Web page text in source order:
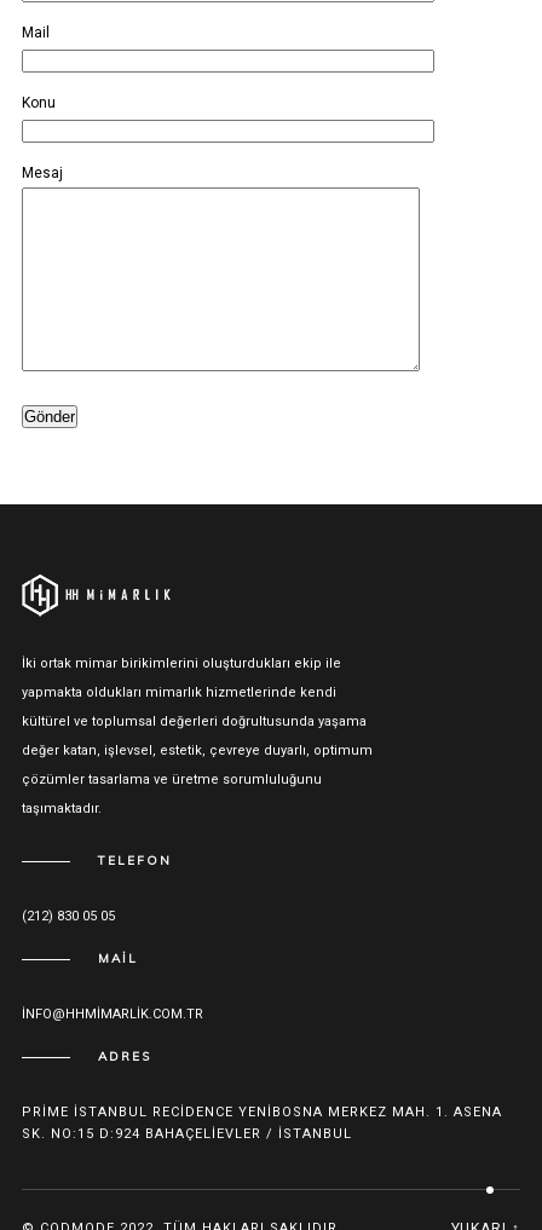
Mail
Konu
Mesaj
İki ortak mimar birikimlerini oluşturdukları ekip ile
yapmakta oldukları mimarlık hizmetlerinde kendi
kültürel ve toplumsal değerleri doğrultusunda yaşama
değer katan, işlevsel, estetik, çevreye duyarlı, optimum
çözümler tasarlama ve üretme sorumluluğunu
taşımaktadır.
TELEFON
(212) 830 05 05
MAIL
INFO@HHMIMARLIK.COM.TR
ADRES
PRIME İSTANBUL RECIDENCE YENIBOSNA MERKEZ MAH. 1. ASENA
SK. NO:15 D:924 BAHAÇELIEVLER / İSTANBUL